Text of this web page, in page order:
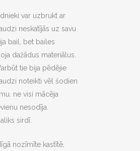
var uzbrukt ar
neskatījās uz savu
bail, bet bailes
dažādus materiālus.
tie bija pēdējie
noteikti vēl šodien
ne visi mācēja
nesodīja.
sirdī.
nozīmīte kastītē,